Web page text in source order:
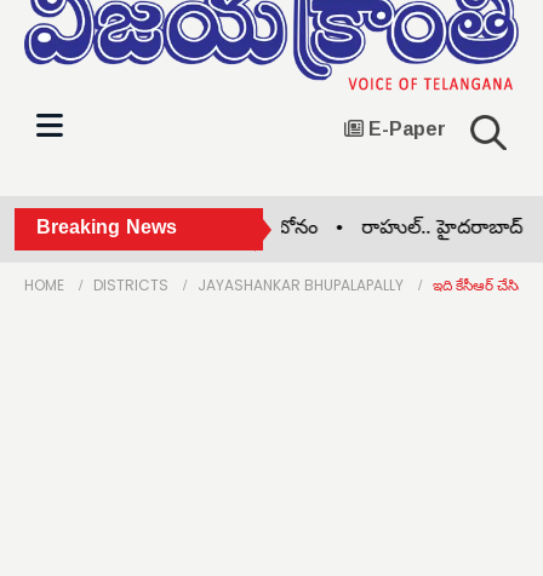
E-Paper
Breaking News
పదవులపై కినుక! • భక్తి బోనం •రాహుల్.. హైదరాబాద్
HOME DISTRICTS JAYASHANKAR BHUPALAPALLY ఇది కేసీఆర్ చేసిన